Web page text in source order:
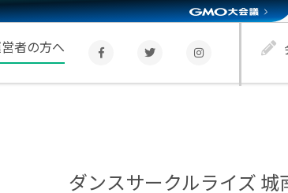
者の方へ
ダンスサークルライズ 城